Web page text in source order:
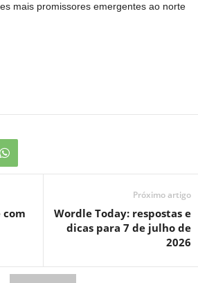
mais promissores emergentes ao norte
com
Próximo artigo
Wordle Today: respostas e
dicas para 7 de julho de
2026